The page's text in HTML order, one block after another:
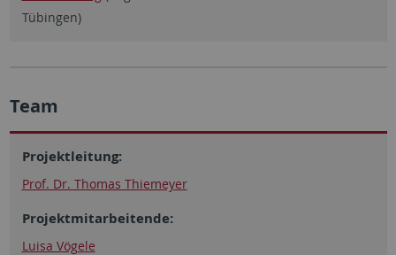
Tübingen)
Team
Projektleitung:
Prof. Dr. Thomas Thiemeyer
Projektmitarbeitende:
Luisa Vögele